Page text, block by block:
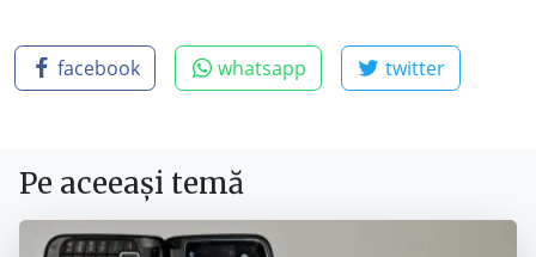
facebook whatsapp twitter
Pe aceeași temă